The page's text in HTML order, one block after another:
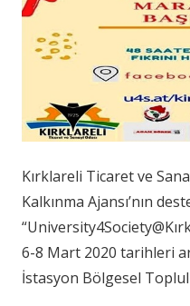
Kırklareli Ticaret ve
Kalkınma Ajansı’nın
6-8 Mart 2020 tarihleri
İstasyon Bölgesel